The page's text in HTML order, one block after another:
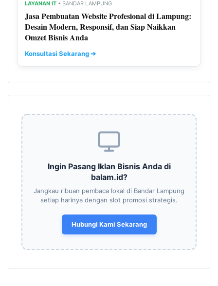
LAYANAN IT • BANDAR LAMPUNG
Jasa Pembuatan Website Profesional di Lampung:
Desain Modern, Responsif, dan Siap Naikkan
Omzet Bisnis Anda
Konsultasi Sekarang ➔
Ingin Pasang Iklan Bisnis Anda di
balam.id?
Jangkau ribuan pembaca lokal di Bandar Lampung
setiap harinya dengan slot promosi strategis.
Hubungi Kami Sekarang